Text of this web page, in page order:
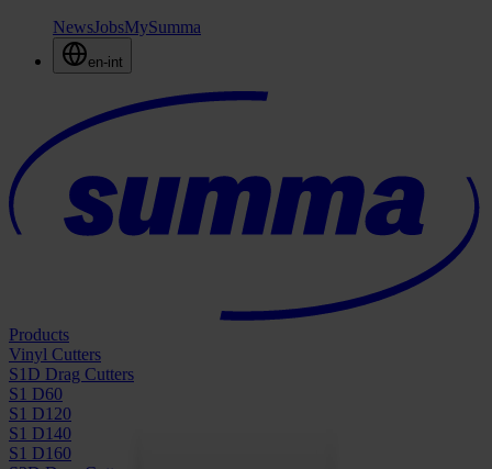
NewsJobsMySumma
en-int
Products
Vinyl Cutters
S1D Drag Cutters
S1 D60
S1 D120
S1 D140
S1 D160